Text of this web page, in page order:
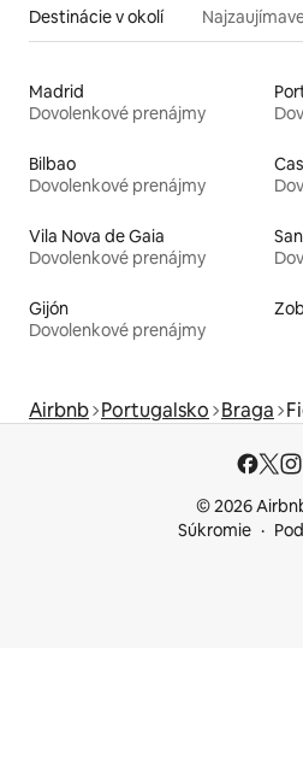
Destinácie v okolí
Madrid
Dovolenkové prenájmy
Bilbao
Dovolenkové prenájmy
Vila Nova de Gaia
Dovolenkové prenájmy
Gijón
Dovolenkové prenájmy
Airbnb Portugalsko Braga
© 2026
Súkromie